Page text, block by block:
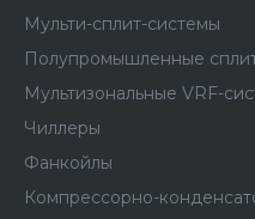
Мульти-сплит-системы
Полупромышленные
Мультизональные VRF-
Чиллеры
Фанкойлы
Компрессорно-